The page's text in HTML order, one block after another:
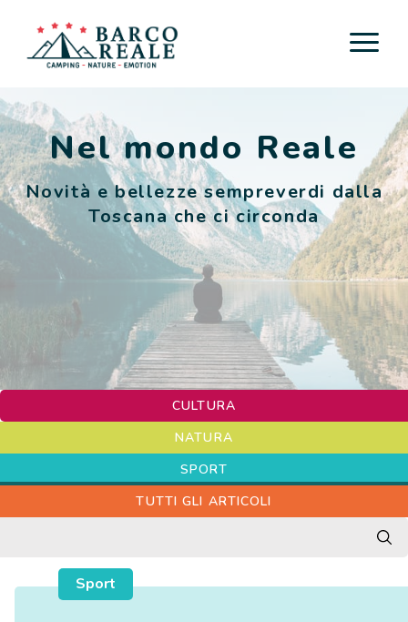
Servizi
Attività
Esperienze
Cicloturismo
Nei dintorni
Scoprire la Toscana
Contatti
Lavora con noi
LINGUE
Nel mondo Reale
Novità e bellezze sempreverdi dalla
Toscana che ci circonda
CULTURA
NATURA
SPORT
TUTTI GLI ARTICOLI
Sport